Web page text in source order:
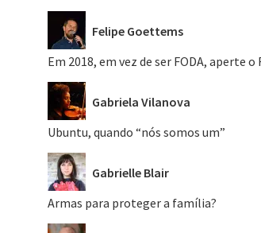
Felipe Goettems
Em 2018, em vez de ser FODA, aperte
Gabriela Vilanova
Ubuntu, quando “nós somos um”
Gabrielle Blair
Armas para proteger a família?